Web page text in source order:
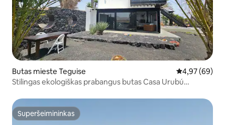
Butas mieste Teguise Vidutinis
4,97 (69)
Stilingas ekologiškas prabangus butas Casa Urubú
Superšeimininkas
Superšeimininkas